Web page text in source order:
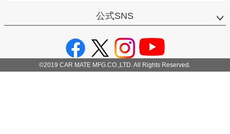
公式SNS
©2019 CAR MATE MFG.CO.,LTD. All Rights Reserved.